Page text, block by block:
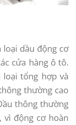
dầu động cơ
cửa hàng ô tô.
tổng hợp và
thường cao
thông thường
động cơ hoàn